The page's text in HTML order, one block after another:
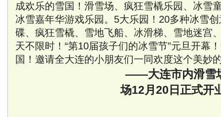
成欢乐的雪国！滑雪场、疯狂雪橇乐园、冰雪
冰雪嘉年华游戏乐园。5大乐园！20多种冰雪
碟、疯狂雪橇、雪地飞船、冰滑梯、雪地迷宫
天不限时！“第10届孩子们的冰雪节”元旦开幕
国！邀请全大连的小朋友们一同欢度这个美妙
——大连市内滑雪场，大
场12月20日正式开